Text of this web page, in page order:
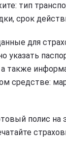
тип
срок
для
указать
а также
средстве:
полис на